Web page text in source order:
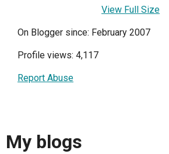
View Full Size
On Blogger since: February 2007
Profile views: 4,117
Report Abuse
My blogs